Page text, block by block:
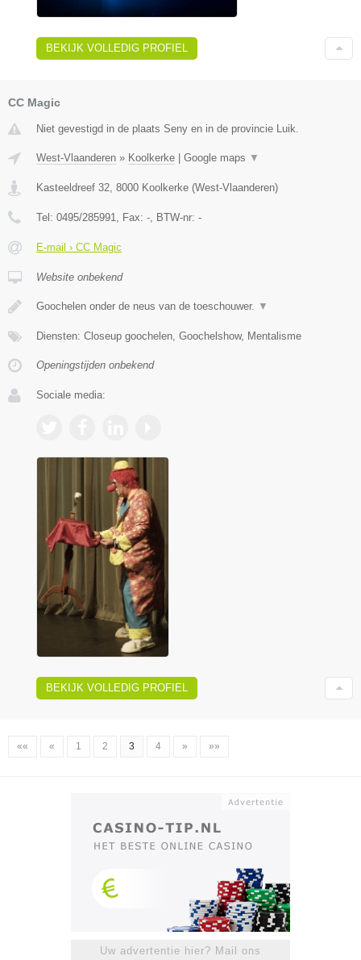
BEKIJK VOLLEDIG PROFIEL
CC Magic
Niet gevestigd in de plaats Seny en in de provincie Luik.
West-Vlaanderen » Koolkerke Google maps ▼
Kasteeldreef 32 8000 Koolkerke (West-Vlaanderen)
Tel: 0495/285991 , Fax: - , BTW-nr: -
E-mail › CC Magic
Website onbekend
Goochelen onder de neus van de toeschouwer. ▼
Diensten: Closeup goochelen, Goochelshow, Mentalisme
Openingstijden onbekend
Sociale media:
BEKIJK VOLLEDIG PROFIEL
«« « 1 2 3 4 » »»
Uw advertentie hier? Mail ons